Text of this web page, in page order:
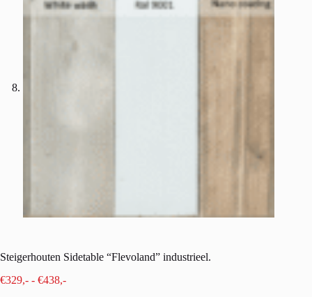
Steigerhouten Sidetable “Flevoland” industrieel.
€329,- - €438,-Prijsklasse: